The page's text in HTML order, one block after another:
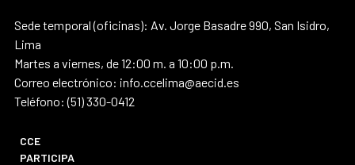
Sede temporal (oficinas): Av. Jorge Basadre 990, San Isidro,
Lima
Martes a viernes, de 12:00 m. a 10:00 p.m.
Correo electrónico: info.ccelima@aecid.es
Teléfono: (51) 330-0412
CCE
PARTICIPA